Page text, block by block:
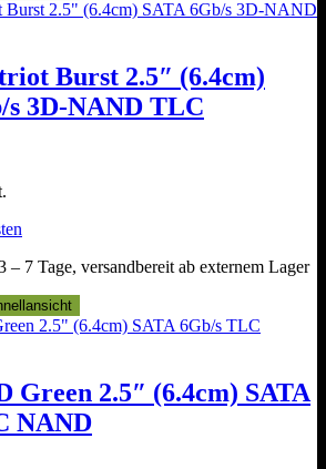
Burst 2.5″ (6.4cm)
s 3D-NAND TLC
– 7 Tage, versandbereit ab externem Lager
Green 2.5″ (6.4cm) SATA
NAND